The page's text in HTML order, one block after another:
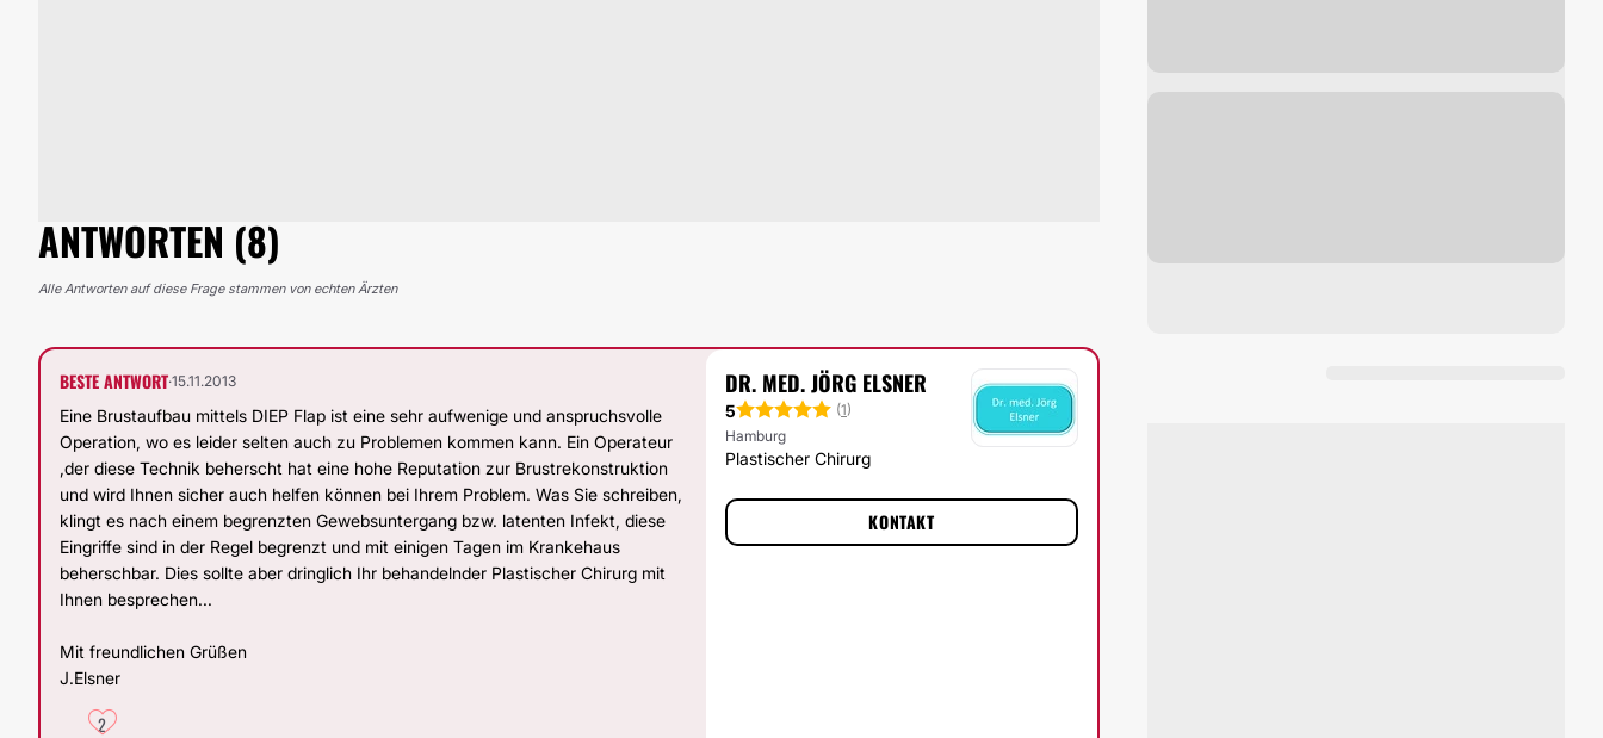
ANTWORTEN (8)
Alle Antworten auf diese Frage stammen von echten Ärzten
BESTE ANTWORT·15.11.2013
Eine Brustaufbau mittels DIEP Flap ist eine sehr aufwenige und anspruchsvolle
Operation, wo es leider selten auch zu Problemen kommen kann. Ein Operateur
,der diese Technik beherscht hat eine hohe Reputation zur Brustrekonstruktion
und wird Ihnen sicher auch helfen können bei Ihrem Problem. Was Sie schreiben,
klingt es nach einem begrenzten Gewebsuntergang bzw. latenten Infekt, diese
Eingriffe sind in der Regel begrenzt und mit einigen Tagen im Krankehaus
beherschbar. Dies sollte aber dringlich Ihr behandelnder Plastischer Chirurg mit
Ihnen besprechen...
Mit freundlichen Grüßen
J.Elsner
2
DR. MED. JÖRG ELSNER
5 (1)
Hamburg
Plastischer Chirurg
KONTAKT